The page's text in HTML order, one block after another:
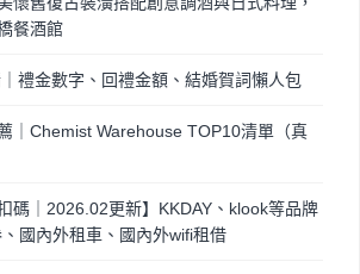
餐酒館
禮金數字、回禮金額、結婚賀詞懶人包
｜Chemist Warehouse TOP10清單（真
碼｜2026.02更新】KKDAY、klook等品牌
國內外租車、國內外wifi租借